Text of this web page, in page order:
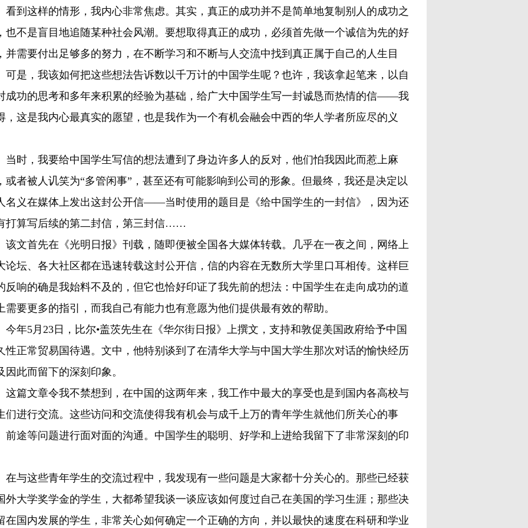
看到这样的情形，我内心非常焦虑。其实，真正的成功并不是简单地复制别人的成功之
也不是盲目地追随某种社会风潮。要想取得真正的成功，必须首先做一个诚信为先的好
并需要付出足够多的努力，在不断学习和不断与人交流中找到真正属于自己的人生目
可是，我该如何把这些想法告诉数以千万计的中国学生呢？也许，我该拿起笔来，以自
成功的思考和多年来积累的经验为基础，给广大中国学生写一封诚恳而热情的信——我
，这是我内心最真实的愿望，也是我作为一个有机会融会中西的华人学者所应尽的义
当时，我要给中国学生写信的想法遭到了身边许多人的反对，他们怕我因此而惹上麻
或者被人讥笑为“多管闲事”，甚至还有可能影响到公司的形象。但最终，我还是决定以
名义在媒体上发出这封公开信——当时使用的题目是《给中国学生的一封信》，因为还
打算写后续的第二封信，第三封信……
该文首先在《光明日报》刊载，随即便被全国各大媒体转载。几乎在一夜之间，网络上
论坛、各大社区都在迅速转载这封公开信，信的内容在无数所大学里口耳相传。这样巨
反响的确是我始料不及的，但它也恰好印证了我先前的想法：中国学生在走向成功的道
需要更多的指引，而我自己有能力也有意愿为他们提供最有效的帮助。
今年5月23日，比尔•盖茨先生在《华尔街日报》上撰文，支持和敦促美国政府给予中国
性正常贸易国待遇。文中，他特别谈到了在清华大学与中国大学生那次对话的愉快经历
因此而留下的深刻印象。
这篇文章令我不禁想到，在中国的这两年来，我工作中最大的享受也是到国内各高校与
们进行交流。这些访问和交流使得我有机会与成千上万的青年学生就他们所关心的事
前途等问题进行面对面的沟通。中国学生的聪明、好学和上进给我留下了非常深刻的印
在与这些青年学生的交流过程中，我发现有一些问题是大家都十分关心的。那些已经获
外大学奖学金的学生，大都希望我谈一谈应该如何度过自己在美国的学习生涯；那些决
在国内发展的学生，非常关心如何确定一个正确的方向，并以最快的速度在科研和学业